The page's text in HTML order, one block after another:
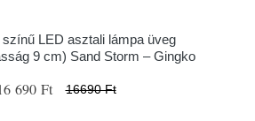
színű LED asztali lámpa üveg
9 cm) Sand Storm – Gingko
690 Ft 16690 Ft